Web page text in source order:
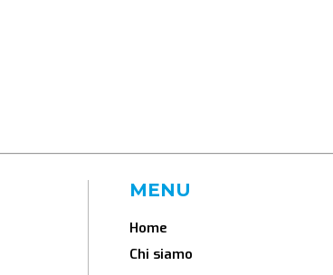
MENU
Home
Chi siamo